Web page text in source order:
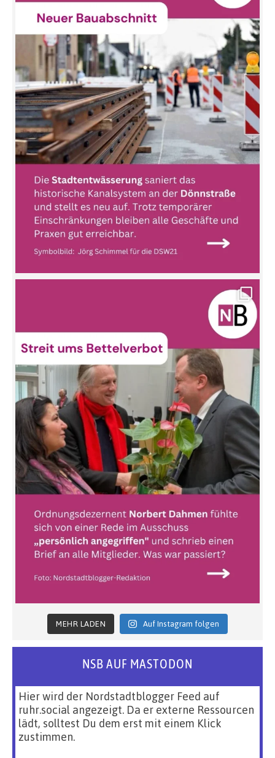
MEHR LADEN Auf Instagram folgen
NSB AUF MASTODON
Hier wird der Nordstadtblogger Feed auf
ruhr.social angezeigt. Da er externe Ressourcen
lädt, solltest Du dem erst mit einem Klick
zustimmen.